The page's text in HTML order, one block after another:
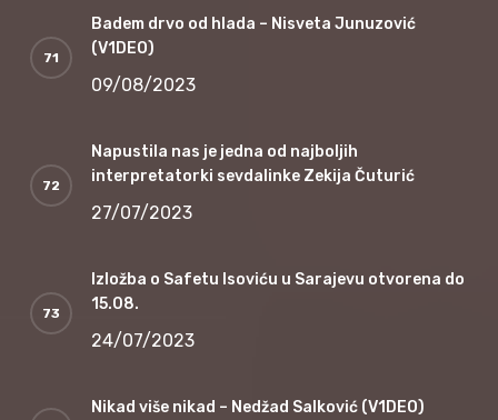
Badem drvo od hlada – Nisveta Junuzović
(V1DEO)
09/08/2023
Napustila nas je jedna od najboljih
interpretatorki sevdalinke Zekija Čuturić
27/07/2023
Izložba o Safetu Isoviću u Sarajevu otvorena do
15.08.
24/07/2023
Nikad više nikad – Nedžad Salković (V1DEO)